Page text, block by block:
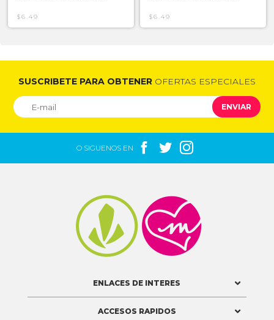
$6.49 $6.49
SUSCRIBETE PARA OBTENER OFERTAS ESPECIALES
ENVIAR
O SIGUENOS EN   

ENLACES DE INTERES
ACCESOS RAPIDOS